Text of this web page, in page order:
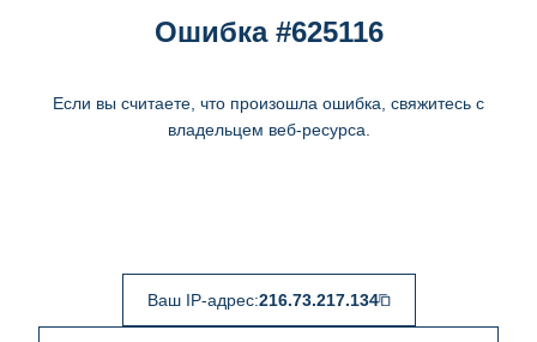
Ошибка #625116
Если вы считаете, что произошла ошибка, свяжитесь с
владельцем веб-ресурса.
Ваш IP-адрес:216.73.217.134